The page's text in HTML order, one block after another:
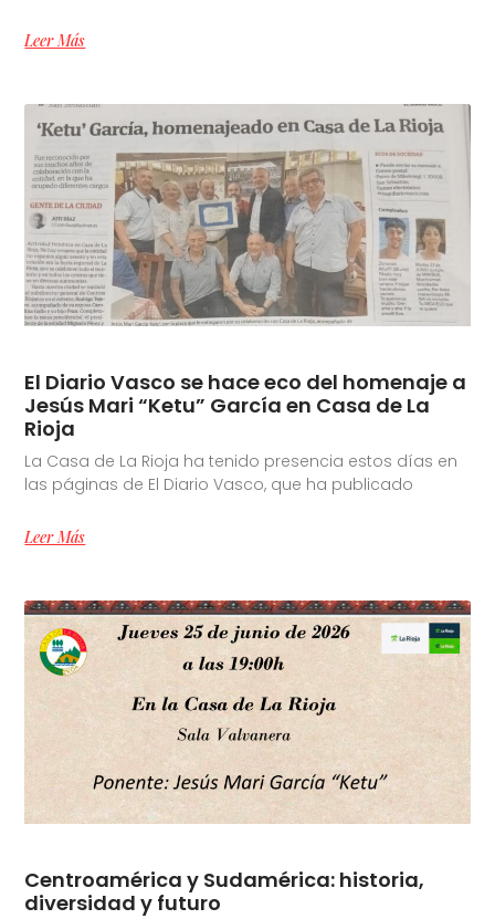
Leer Más
El Diario Vasco se hace eco del homenaje a
Jesús Mari “Ketu” García en Casa de La
Rioja
La Casa de La Rioja ha tenido presencia estos días en
las páginas de El Diario Vasco, que ha publicado
Leer Más
Centroamérica y Sudamérica: historia,
diversidad y futuro